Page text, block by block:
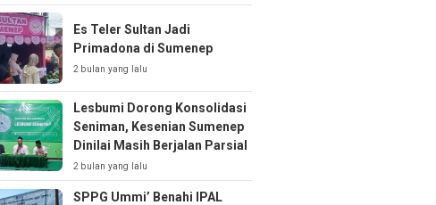
Es Teler Sultan Jadi
Primadona di Sumenep
2 bulan yang lalu
Lesbumi Dorong Konsolidasi
Seniman, Kesenian Sumenep
Dinilai Masih Berjalan Parsial
2 bulan yang lalu
SPPG Ummi’ Benahi IPAL